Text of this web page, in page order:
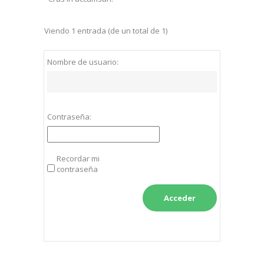
Viendo 1 entrada (de un total de 1)
Nombre de usuario:
Contraseña:
Recordar mi
contraseña
Acceder